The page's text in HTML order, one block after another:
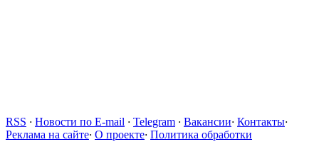
RSS · Новости по E-mail · Telegram · Вакансии· Контакты·
Реклама на сайте· О проекте· Политика обработки